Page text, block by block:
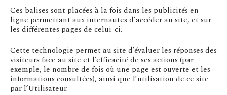
Ces balises sont placées à la fois dans les publicités en
ligne permettant aux internautes d’accéder au site, et sur
les différentes pages de celui-ci.
Cette technologie permet au site d’évaluer les réponses des
visiteurs face au site et l’efficacité de ses actions (par
exemple, le nombre de fois où une page est ouverte et les
informations consultées), ainsi que l’utilisation de ce site
par l’Utilisateur.